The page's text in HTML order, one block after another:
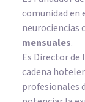
comunidad en
neurociencias
mensuales.
Es Director de
cadena
profesionales